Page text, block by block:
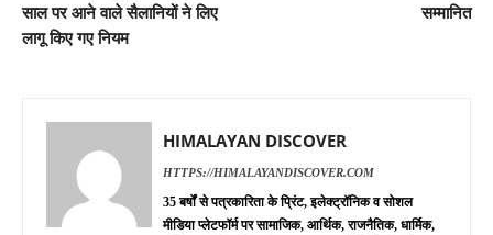
साल पर आने वाले सैलानियों ने लिए
लागू किए गए नियम
सम्मानित
HIMALAYAN DISCOVER
HTTPS://HIMALAYANDISCOVER.COM
35 बर्षों से पत्रकारिता के प्रिंट, इलेक्ट्रॉनिक व सोशल
मीडिया प्लेटफॉर्म पर सामाजिक, आर्थिक, राजनैतिक, धार्मिक,